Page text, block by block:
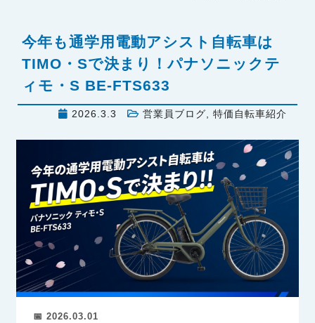
今年も通学用電動アシスト自転車は
TIMO・Sで決まり！パナソニックテ
ィモ・S BE-FTS633
2026.3.3 営業員ブログ ,特価自転車紹介
📅 2026.03.01